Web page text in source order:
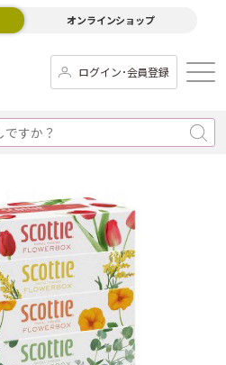
オンラインショップ
ログイン･会員登録